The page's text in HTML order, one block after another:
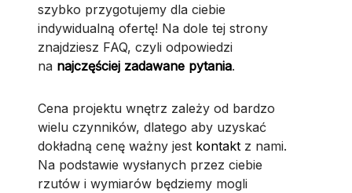
szybko przygotujemy dla ciebie
indywidualną ofertę! Na dole tej strony
znajdziesz FAQ, czyli odpowiedzi
na najczęściej zadawane pytania.
Cena projektu wnętrz zależy od bardzo
wielu czynników, dlatego aby uzyskać
dokładną cenę ważny jest kontakt z nami.
Na podstawie wysłanych przez ciebie
rzutów i wymiarów będziemy mogli